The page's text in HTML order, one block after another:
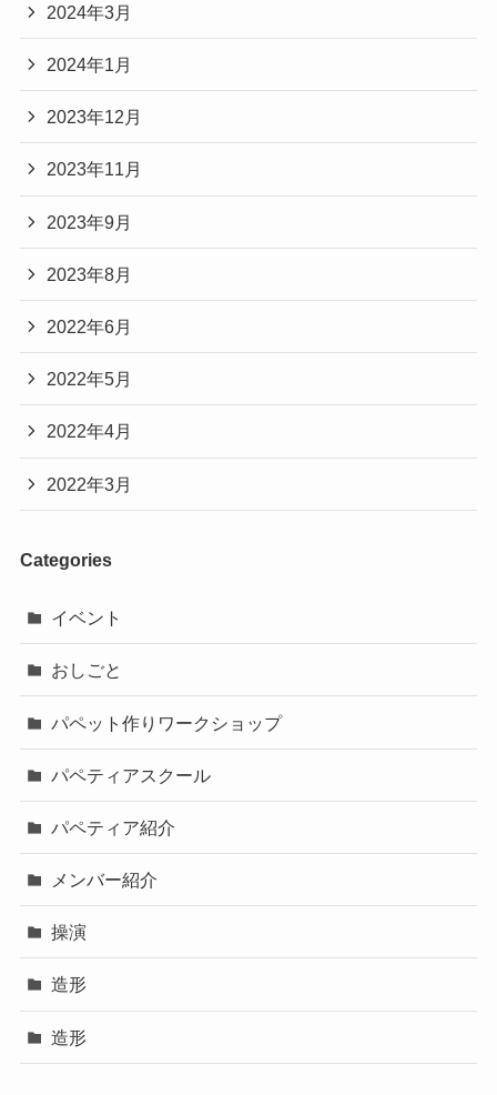
2024年3月
2024年1月
2023年12月
2023年11月
2023年9月
2023年8月
2022年6月
2022年5月
2022年4月
2022年3月
Categories
イベント
おしごと
パペット作りワークショップ
パペティアスクール
パペティア紹介
メンバー紹介
操演
造形
造形